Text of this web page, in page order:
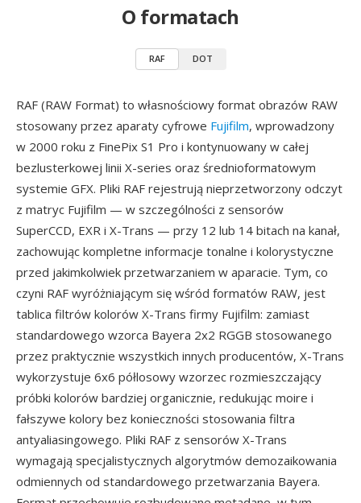
O formatach
RAF DOT
RAF (RAW Format) to własnościowy format obrazów RAW
stosowany przez aparaty cyfrowe Fujifilm, wprowadzony
w 2000 roku z FinePix S1 Pro i kontynuowany w całej
bezlusterkowej linii X-series oraz średnioformatowym
systemie GFX. Pliki RAF rejestrują nieprzetworzony odczyt
z matryc Fujifilm — w szczególności z sensorów
SuperCCD, EXR i X-Trans — przy 12 lub 14 bitach na kanał,
zachowując kompletne informacje tonalne i kolorystyczne
przed jakimkolwiek przetwarzaniem w aparacie. Tym, co
czyni RAF wyróżniającym się wśród formatów RAW, jest
tablica filtrów kolorów X-Trans firmy Fujifilm: zamiast
standardowego wzorca Bayera 2x2 RGGB stosowanego
przez praktycznie wszystkich innych producentów, X-Trans
wykorzystuje 6x6 półlosowy wzorzec rozmieszczający
próbki kolorów bardziej organicznie, redukując moire i
fałszywe kolory bez konieczności stosowania filtra
antyaliasingowego. Pliki RAF z sensorów X-Trans
wymagają specjalistycznych algorytmów demozaikowania
odmiennych od standardowego przetwarzania Bayera.